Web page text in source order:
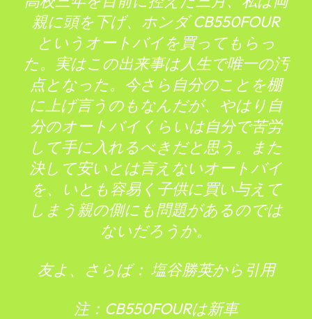
親に頭を下げ、ホンダ CB550FOUR
というオートバイを買ってもらっ
た。実はこの出来事は人生で唯一の汚
点となった。今さら自分のことを棚
に上げ言うのもなんだが、やはり自
分のオートバイくらいは自分で苦労
して手に入れるべきだと思う。また
決して安いとは言えないオートバイ
を、いとも容易く子供に買い与えて
しまう親の側にも問題があるのでは
ないだろうか。
友よ、さらば： 塩谷勝英から引用
注：CB550FOURは新車